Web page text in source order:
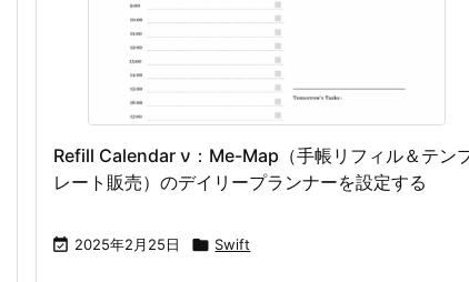
Refill Calendar ν：Me-Map（手帳リフィル＆テン
レート販売）のデイリープランナーを設定する
 2025年2月25日  Swift